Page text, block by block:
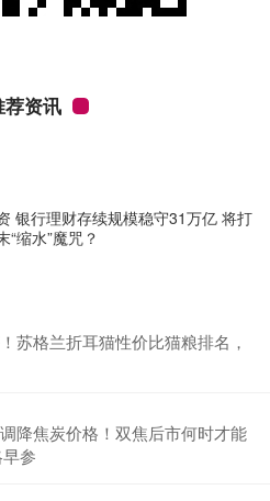
荐资讯
银行理财存续规模稳守31万亿 将打
“缩水”魔咒？
苏格兰折耳猫性价比猫粮排名，
降焦炭价格！双焦后市何时才能
参